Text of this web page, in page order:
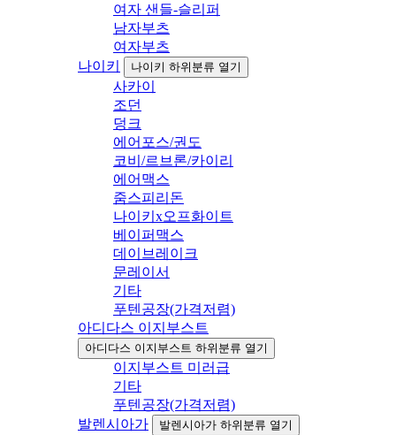
여자 샌들-슬리퍼
남자부츠
여자부츠
나이키
나이키 하위분류 열기
사카이
조던
덩크
에어포스/권도
코비/르브론/카이리
에어맥스
줌스피리돈
나이키x오프화이트
베이퍼맥스
데이브레이크
문레이서
기타
푸텐공장(가격저렴)
아디다스 이지부스트
아디다스 이지부스트 하위분류 열기
이지부스트 미러급
기타
푸텐공장(가격저렴)
발렌시아가
발렌시아가 하위분류 열기